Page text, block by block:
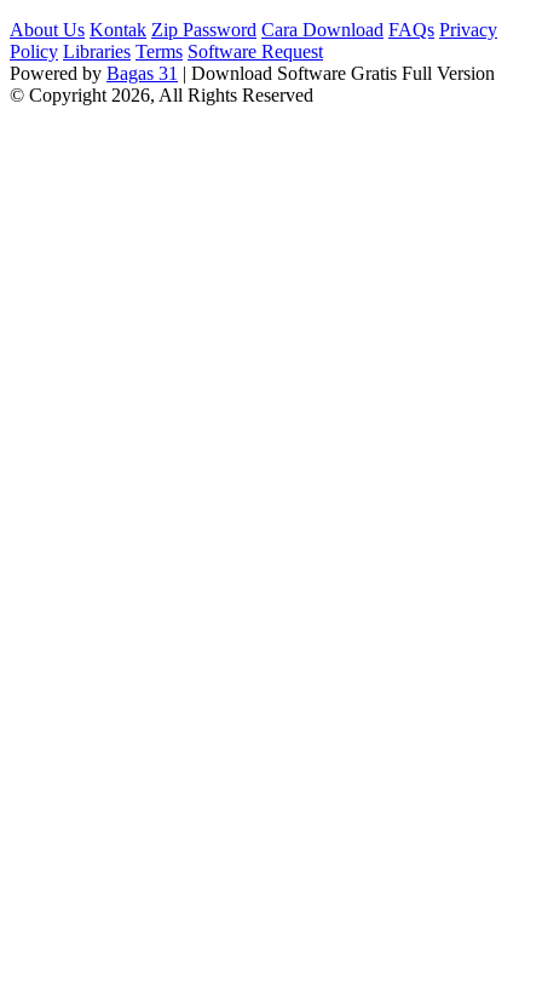
About Us Kontak Zip Password Cara Download FAQs Privacy
Policy Libraries Terms Software Request
Powered by Bagas 31 | Download Software Gratis Full Version
© Copyright 2026, All Rights Reserved